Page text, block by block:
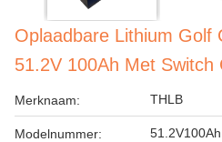
Oplaadbare Lithium Golf
51.2V 100Ah Met Switch
Merknaam: THLB
Modelnummer: